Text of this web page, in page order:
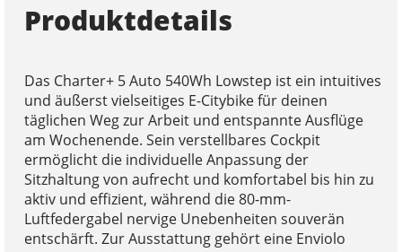
Produktdetails
Das Charter+ 5 Auto 540Wh Lowstep ist ein intuitives
und äußerst vielseitiges E-Citybike für deinen
täglichen Weg zur Arbeit und entspannte Ausflüge
am Wochenende. Sein verstellbares Cockpit
ermöglicht die individuelle Anpassung der
Sitzhaltung von aufrecht und komfortabel bis hin zu
aktiv und effizient, während die 80-mm-
Luftfedergabel nervige Unebenheiten souverän
entschärft. Zur Ausstattung gehört eine Enviolo